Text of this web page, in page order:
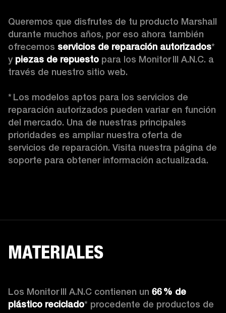
Queremos que disfrutes de tu producto Marshall
durante muchos años, por eso ahora también
ofrecemos servicios de reparación autorizados*
y piezas de repuesto para los Monitor III A.N.C. a
través de nuestro sitio web.
* Los modelos aptos para los servicios de
reparación autorizados pueden variar en función
del mercado. Una de nuestras principales
prioridades es ampliar nuestra oferta de
servicios de reparación. Visita nuestra página de
soporte para obtener información actualizada.
MATERIALES
Los Monitor III A.N.C contienen un 66 % de
plástico reciclado* procedente de productos de